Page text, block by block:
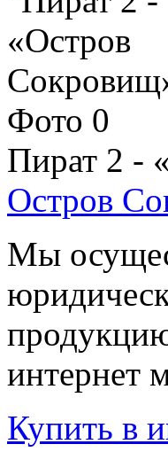
Пират 2 -
Остров
Мы
интернет
Купить в